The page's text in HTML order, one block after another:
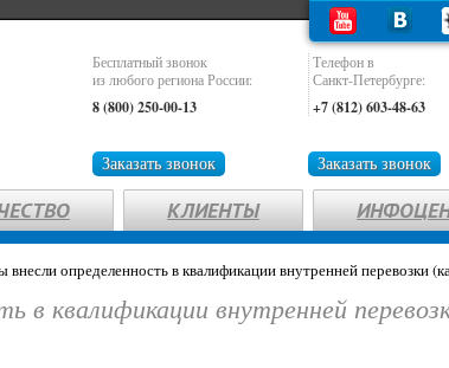
Бесплатный звонок
из любого региона России:
8 (800) 250-00-13
Телефон в
Санкт-Петербурге:
+7 (812) 603-48-63
Заказать звонок Заказать звонок
КЛИЕНТЫ
определенность в квалификации внутренней перевозки
в квалификации внутренней